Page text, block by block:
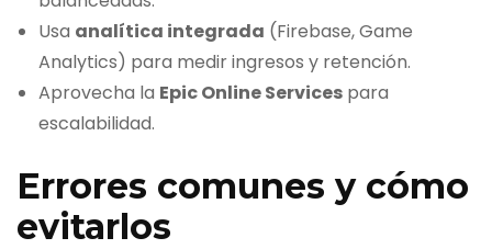
Usa analítica integrada (Firebase, Game
Analytics) para medir ingresos y retención.
Aprovecha la Epic Online Services para
escalabilidad.
Errores comunes y cómo
evitarlos